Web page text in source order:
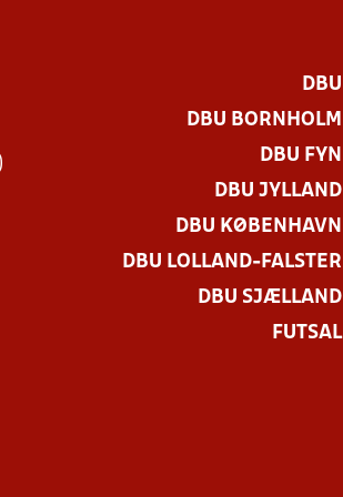
DBU
DBU BORNHOLM
DBU FYN
DBU JYLLAND
DBU KØBENHAVN
DBU LOLLAND-FALSTER
DBU SJÆLLAND
FUTSAL